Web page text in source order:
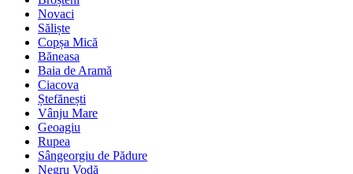
Novaci
Săliște
Copșa Mică
Băneasa
Baia de Aramă
Ciacova
Ștefănești
Vânju Mare
Geoagiu
Rupea
Sângeorgiu de Pădure
Negru Vodă